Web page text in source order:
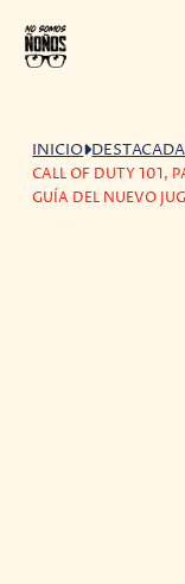
INICIO
CALL OF DUTY 101,
GUÍA DEL NUEVO